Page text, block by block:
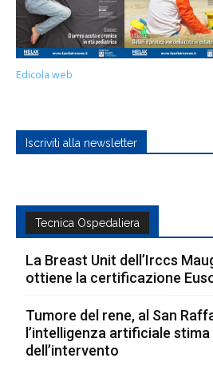
Edicola web
Iscriviti alla newsletter
Tecnica Ospedaliera
La Breast Unit dell’Irccs
ottiene la certificazione
Tumore del rene, al San
l’intelligenza artificiale
dell’intervento